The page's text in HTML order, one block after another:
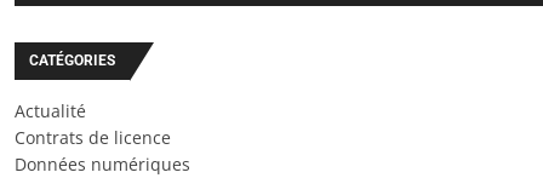
CATÉGORIES
Actualité
Contrats de licence
Données numériques